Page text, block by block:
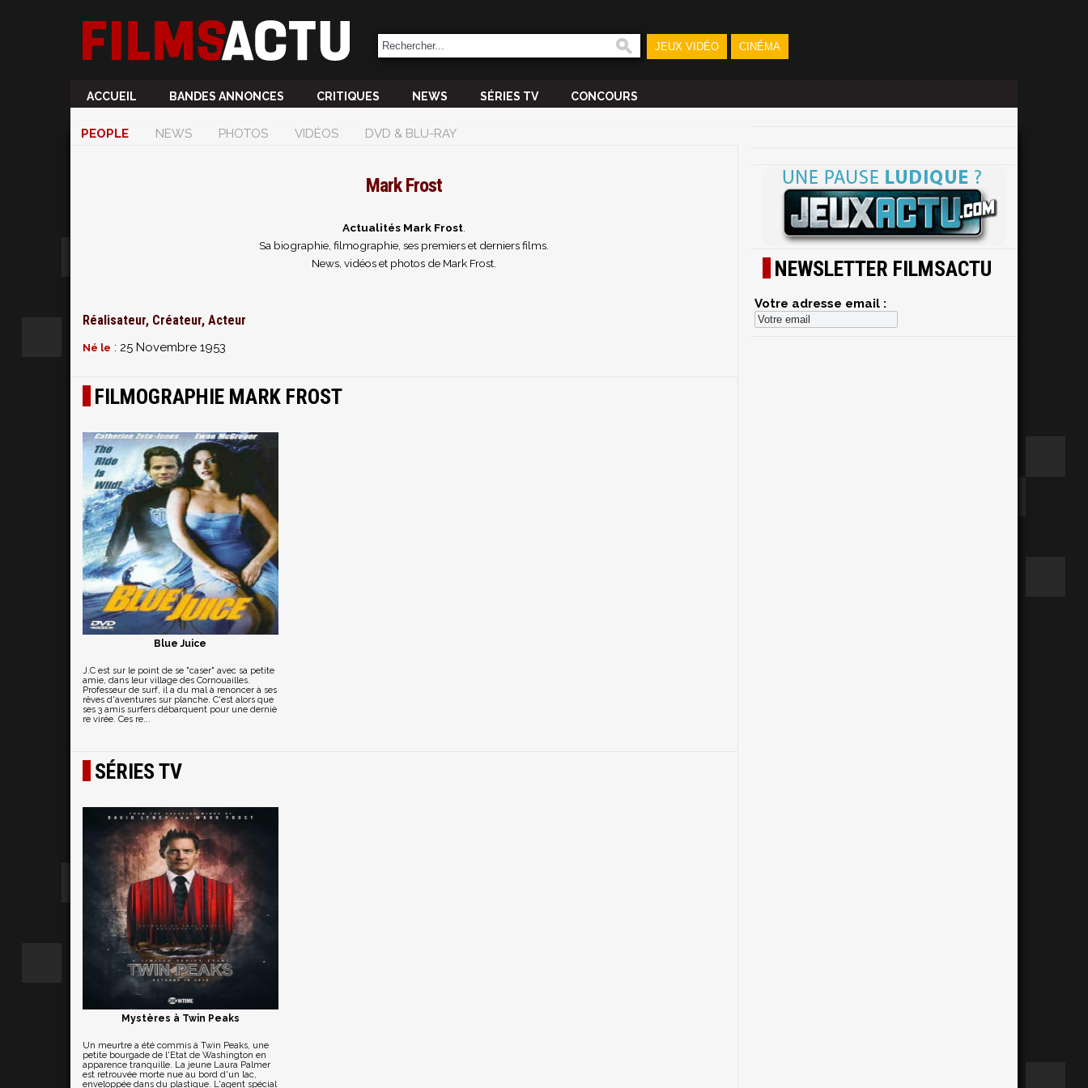
JEUX VIDÉO CINÉMA
ACCUEIL BANDES ANNONCES CRITIQUES NEWS SÉRIES TV CONCOURS
PEOPLE NEWS PHOTOS VIDÉOS DVD & BLU-RAY
Mark Frost
Actualités Mark Frost
Sa biographie, filmographie, ses premiers et derniers films.
News, vidéos et photos de Mark Frost.
Réalisateur, Créateur, Acteur
Né le : 25 Novembre 1953
FILMOGRAPHIE MARK FROST
Blue Juice
J.C est sur le point de se "caser" avec sa petite
amie, dans leur village des Cornouailles.
Professeur de surf, il a du mal à renoncer à ses
rêves d'aventures sur planche. C'est alors que
ses 3 amis surfers débarquent pour une derniè
re virée. Ces re...
SÉRIES TV
Mystères à Twin Peaks
Un meurtre a été commis à Twin Peaks, une
petite bourgade de l'Etat de Washington en
apparence tranquille. La jeune Laura Palmer
est retrouvée morte nue au bord d'un lac,
enveloppée dans du plastique. L'agent spécial
NEWSLETTER FILMSACTU
Votre adresse email :